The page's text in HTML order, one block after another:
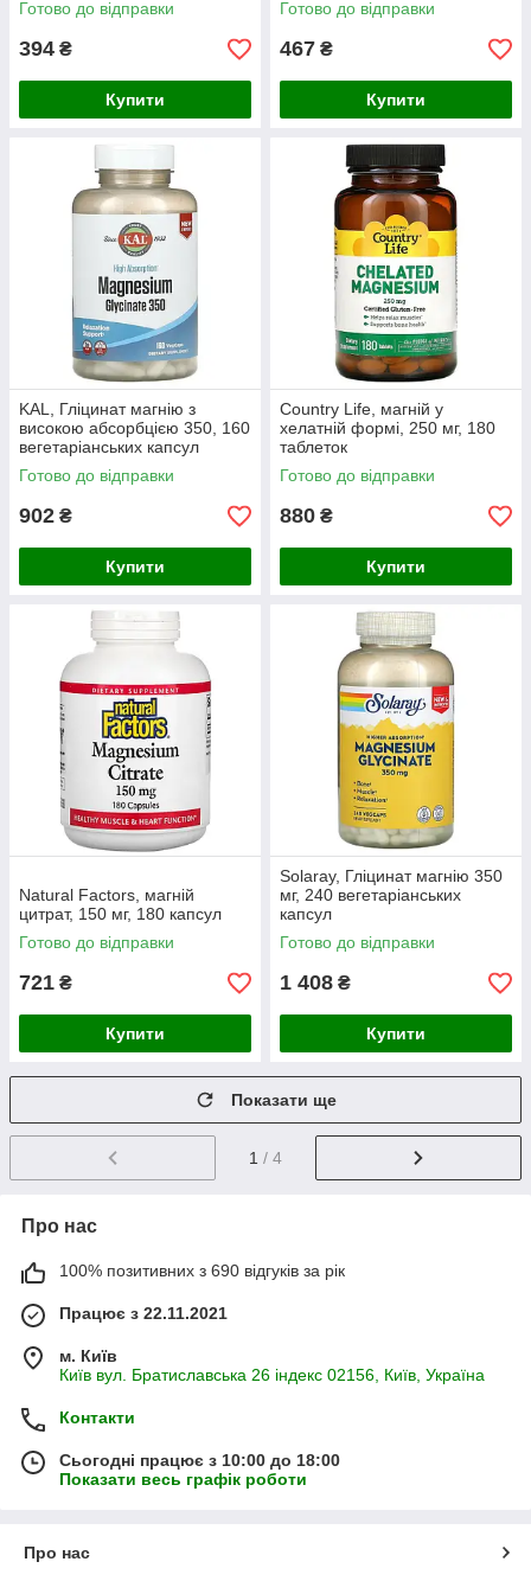
Готово до відправки
394 ₴
Купити
Готово до відправки
467 ₴
Купити
KAL, Гліцинат магнію з
високою абсорбцією 350, 160
вегетаріанських капсул
Готово до відправки
902 ₴
Купити
Country Life, магній у
хелатній формі, 250 мг, 180
таблеток
Готово до відправки
880 ₴
Купити
Natural Factors, магній
цитрат, 150 мг, 180 капсул
Готово до відправки
721 ₴
Купити
Solaray, Гліцинат магнію 350
мг, 240 вегетаріанських
капсул
Готово до відправки
1 408 ₴
Купити
Показати ще
1 / 4
Про нас
100% позитивних з 690 відгуків за рік
Працює з 22.11.2021
м. Київ
Київ вул. Братиславська 26 індекс 02156, Київ, Україна
Контакти
Сьогодні працює з 10:00 до 18:00
Показати весь графік роботи
Про нас